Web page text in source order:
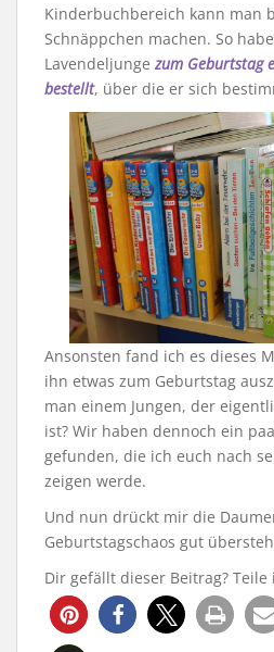
Kinderbuchbereich kann man
Schnäppchen machen. So
Lavendeljunge zum Geburtstag
bestellt, über die er sich
Ansonsten fand ich es dieses
ihn etwas zum Geburtstag
man einem Jungen, der
ist? Wir haben dennoch ein
gefunden, die ich euch nach
zeigen werde.
Und nun drückt mir die
Geburtstagschaos gut
Dir gefällt dieser Beitrag? Teile